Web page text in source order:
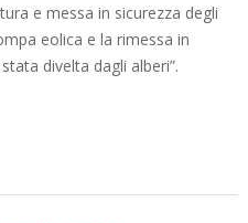
e messa in sicurezza degli
eolica e la rimessa in
divelta dagli alberi”.